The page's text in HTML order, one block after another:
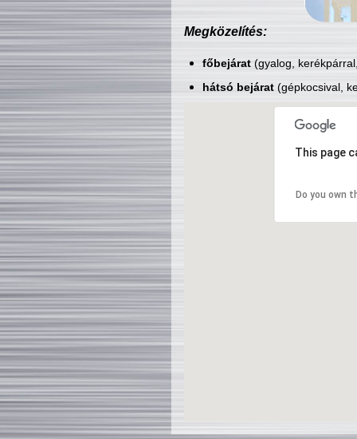
Megközelítés:
főbejárat(gyalog,
hátsó bejárat(gépkocsival,
This page
Do you own